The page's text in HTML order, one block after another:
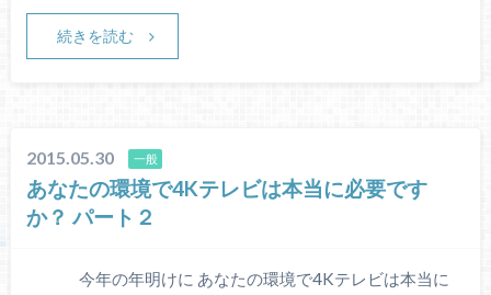
続きを読む
2015.05.30 一般
あなたの環境で4Kテレビは本当に必要です
か？ パート２
今年の年明けに あなたの環境で4Kテレビは本当に